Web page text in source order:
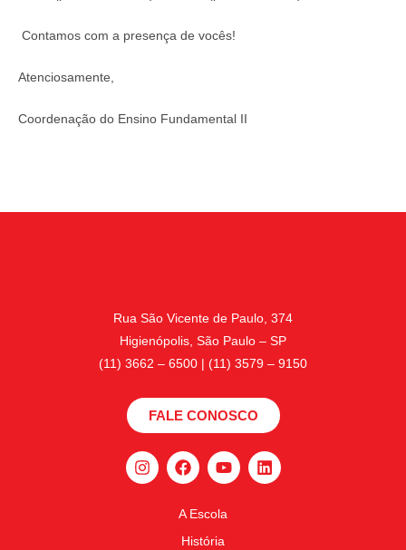
Contamos com a presença de vocês!
Atenciosamente,
Coordenação do Ensino Fundamental II
Rua São Vicente de Paulo, 374
Higienópolis, São Paulo – SP
(11) 3662 – 6500 | (11) 3579 – 9150
FALE CONOSCO
A Escola
História